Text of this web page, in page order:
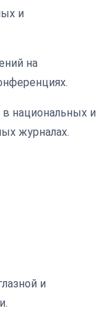
и
на
национальных и
журналах.
и